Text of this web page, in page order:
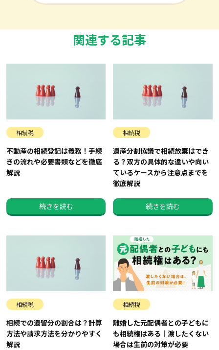
関連する記事
相続税
不動産の相続登記は義務！手続
きの流れや必要書類などを徹底
解説
続きを読む
相続税
遺産分割協議で相続放棄はでき
る？双方の具体的な違いや向い
ているケースから注意点までを
徹底解説
続きを読む
相続税
相続での遺留分の割合は？計算
方法や請求方法を分かりやすく
解説
相続税
離婚した元配偶者との子どもに
も相続権はある｜渡したくない
場合は生前の対策が必要